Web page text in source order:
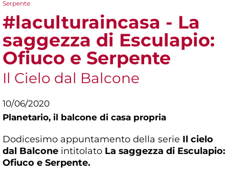
Tu sei qui
Serpente
#laculturaincasa - La
saggezza di Esculapio:
Ofiuco e Serpente
Il Cielo dal Balcone
10/06/2020
Planetario, il balcone di casa propria
Dodicesimo appuntamento della serie Il cielo
dal Balcone intitolato La saggezza di Esculapio:
Ofiuco e Serpente.